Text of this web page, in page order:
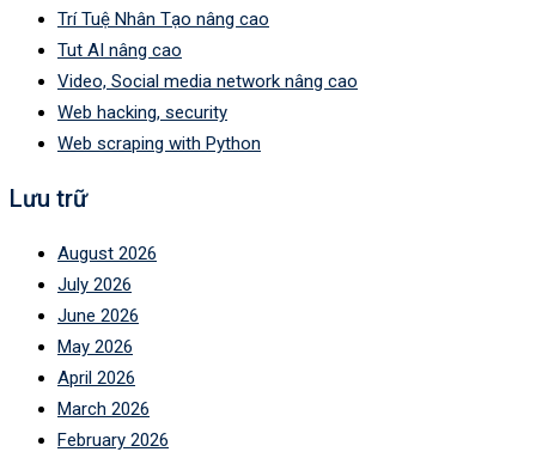
Trí Tuệ Nhân Tạo nâng cao
Tut AI nâng cao
Video, Social media network nâng cao
Web hacking, security
Web scraping with Python
Lưu trữ
August 2026
July 2026
June 2026
May 2026
April 2026
March 2026
February 2026